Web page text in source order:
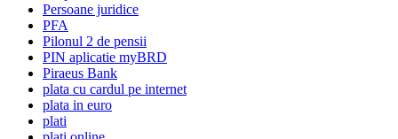
Persoane juridice
PFA
Pilonul 2 de pensii
PIN aplicatie myBRD
Piraeus Bank
plata cu cardul pe internet
plata in euro
plati